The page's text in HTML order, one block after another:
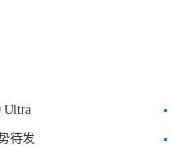
Ultra
待发